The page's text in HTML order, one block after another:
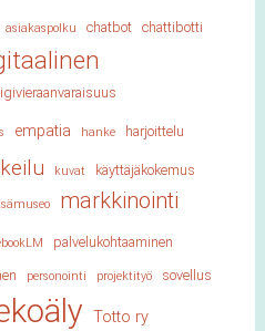
asiakaspolku chatbot chattibotti
empatia hanke harjoittelu
kuvat
käyttäjäkokemus
markkinointi
palvelukohtaaminen
personointi projektityö sovellus
Totto ry